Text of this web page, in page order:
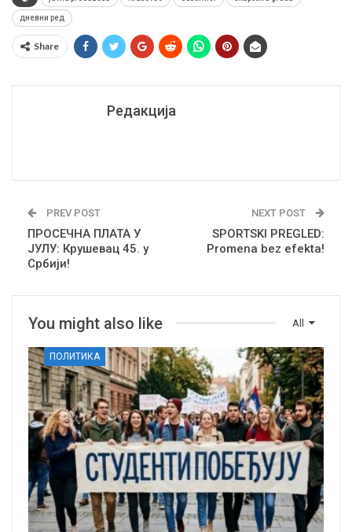
дневни ред
Share
Редакција
PREV POST
ПРОСЕЧНА ПЛАТА У
ЈУЛУ: Крушевац 45. у
Србији!
NEXT POST
SPORTSKI PREGLED:
Promena bez efekta!
All
You might also like
ПОЛИТИКА